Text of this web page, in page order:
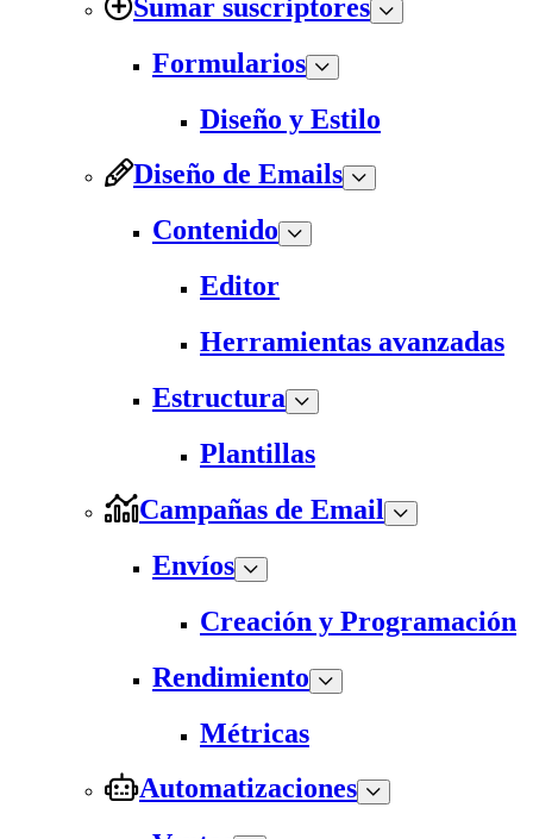
Sumar suscriptores
Formularios
Diseño y Estilo
Diseño de Emails
Contenido
Editor
Herramientas avanzadas
Estructura
Plantillas
Campañas de Email
Envíos
Creación y Programación
Rendimiento
Métricas
Automatizaciones